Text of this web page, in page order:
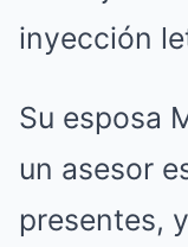
inyección
Su esposa
un asesor
presentes,